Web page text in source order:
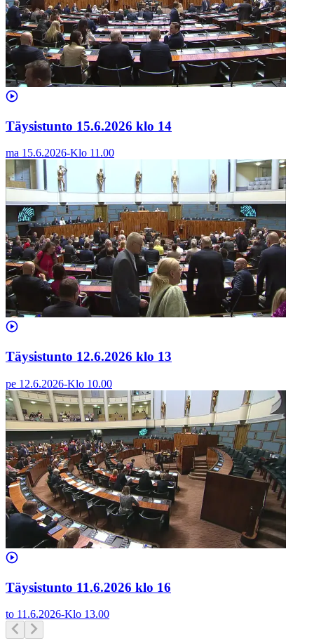
Täysistunto 15.6.2026 klo 14
ma 15.6.2026-Klo 11.00
Täysistunto 12.6.2026 klo 13
pe 12.6.2026-Klo 10.00
Täysistunto 11.6.2026 klo 16
to 11.6.2026-Klo 13.00